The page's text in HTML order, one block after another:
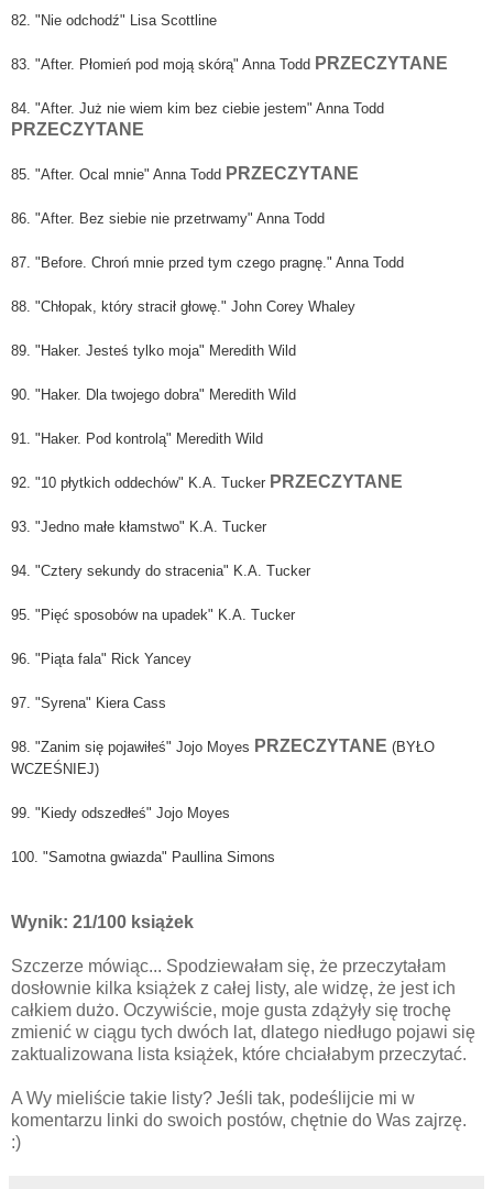
82. "Nie odchodź" Lisa Scottline
83. "After. Płomień pod moją skórą" Anna Todd PRZECZYTANE
84. "After. Już nie wiem kim bez ciebie jestem" Anna Todd
PRZECZYTANE
85. "After. Ocal mnie" Anna Todd PRZECZYTANE
86. "After. Bez siebie nie przetrwamy" Anna Todd
87. "Before. Chroń mnie przed tym czego pragnę." Anna Todd
88. "Chłopak, który stracił głowę." John Corey Whaley
89. "Haker. Jesteś tylko moja" Meredith Wild
90. "Haker. Dla twojego dobra" Meredith Wild
91. "Haker. Pod kontrolą" Meredith Wild
92. "10 płytkich oddechów" K.A. Tucker PRZECZYTANE
93. "Jedno małe kłamstwo" K.A. Tucker
94. "Cztery sekundy do stracenia" K.A. Tucker
95. "Pięć sposobów na upadek" K.A. Tucker
96. "Piąta fala" Rick Yancey
97. "Syrena" Kiera Cass
98. "Zanim się pojawiłeś" Jojo Moyes PRZECZYTANE (BYŁO
WCZEŚNIEJ)
99. "Kiedy odszedłeś" Jojo Moyes
100. "Samotna gwiazda" Paullina Simons
Wynik: 21/100 książek
Szczerze mówiąc... Spodziewałam się, że przeczytałam
dosłownie kilka książek z całej listy, ale widzę, że jest ich
całkiem dużo. Oczywiście, moje gusta zdążyły się trochę
zmienić w ciągu tych dwóch lat, dlatego niedługo pojawi się
zaktualizowana lista książek, które chciałabym przeczytać.
A Wy mieliście takie listy? Jeśli tak, podeślijcie mi w
komentarzu linki do swoich postów, chętnie do Was zajrzę.
:)